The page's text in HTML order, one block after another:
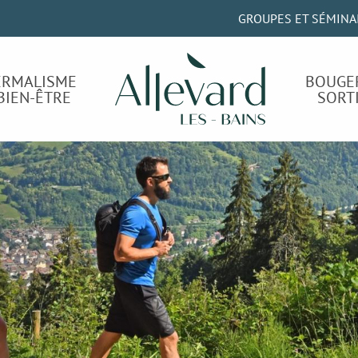
GROUPES ET
ÊTRE